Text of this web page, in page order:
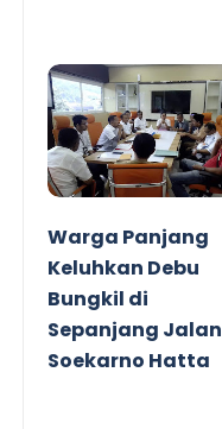
Warga Panjang
Keluhkan Debu
Bungkil di
Sepanjang Jalan
Soekarno Hatta